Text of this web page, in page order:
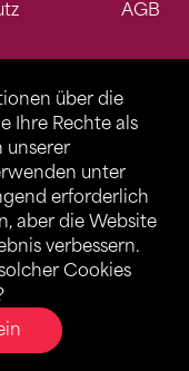
über die
Ihre Rechte als
unserer
unter
erforderlich
aber die Website
verbessern.
Cookies
AGB